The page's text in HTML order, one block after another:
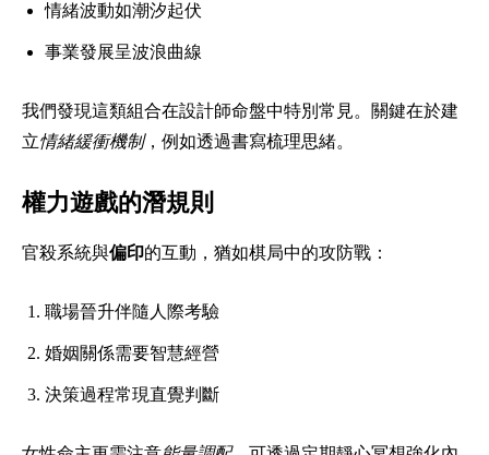
情緒波動如潮汐起伏
事業發展呈波浪曲線
我們發現這類組合在設計師命盤中特別常見。關鍵在於建
立情緒緩衝機制，例如透過書寫梳理思緒。
權力遊戲的潛規則
官殺系統與偏印的互動，猶如棋局中的攻防戰：
職場晉升伴隨人際考驗
婚姻關係需要智慧經營
決策過程常現直覺判斷